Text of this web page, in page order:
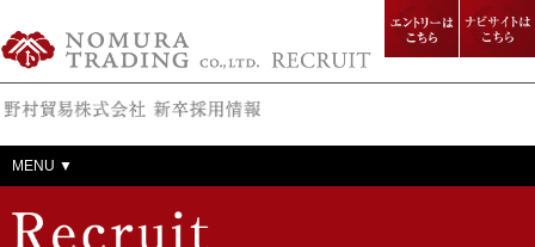
野村貿易株式会社 新卒採用
はこちら
はこちら
MENU ▼